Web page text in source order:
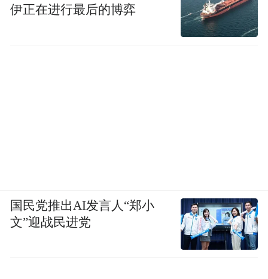
伊正在进行最后的博弈
国民党推出AI发言人“郑小
文”迎战民进党